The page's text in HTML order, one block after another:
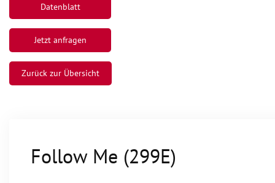
Datenblatt
Jetzt anfragen
Zurück zur Übersicht
Follow Me (299E)